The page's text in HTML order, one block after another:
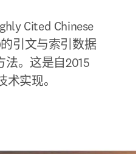
Cited Chinese
引文与索引数据
。这是自2015
实现。